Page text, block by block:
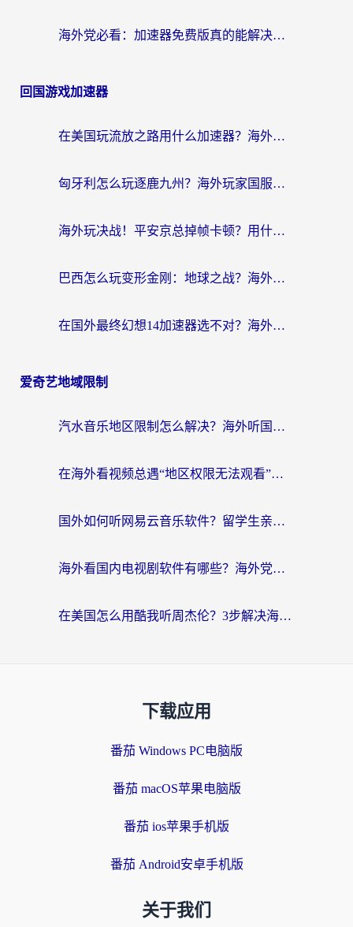
海外党必看：加速器免费版真的能解决回国访问难题吗？附实用选择指南
回国游戏加速器
在美国玩流放之路用什么加速器？海外党国服游戏不卡顿的终极攻略
匈牙利怎么玩逐鹿九州？海外玩家国服游戏加速器终极指南（附永劫无间荣耀新三国解决方案）
海外玩决战！平安京总掉帧卡顿？用什么加速器比较好？实测指南来了
巴西怎么玩变形金刚：地球之战？海外玩家国服游戏加速终极指南（附新诛仙延迟密室逃脱18解决办法）
在国外最终幻想14加速器选不对？海外玩家的国服游戏加速避坑指南
爱奇艺地域限制
汽水音乐地区限制怎么解决？海外听国内音乐的实用指南来了
在海外看视频总遇“地区权限无法观看”？这篇攻略帮你轻松解锁国内影视动漫
国外如何听网易云音乐软件？留学生亲测有效的回国加速方案
海外看国内电视剧软件有哪些？海外党专属追剧指南来了
在美国怎么用酷我听周杰伦？3步解决海外听歌地域限制，附QQ音乐网易云通用技巧
下载应用
番茄 Windows PC电脑版
番茄 macOS苹果电脑版
番茄 ios苹果手机版
番茄 Android安卓手机版
关于我们